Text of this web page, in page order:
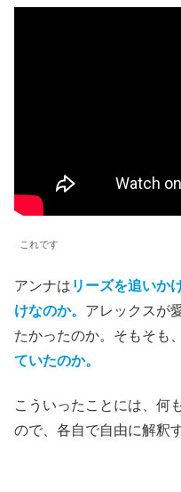
これです
アンナは リーズを追いか
けなのか。 アレックスが
たかったのか。そもそも、
ていたのか。
こういったことには、何
ので、各自で自由に解釈